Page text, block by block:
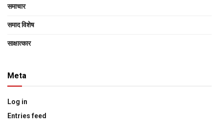
समाचार
समाद विशेष
साक्षात्‍कार
Meta
Log in
Entries feed